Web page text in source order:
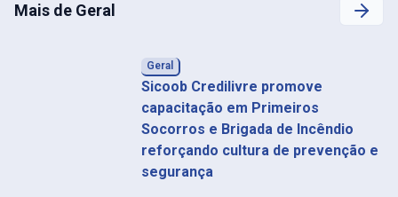
Mais de Geral
Geral
Sicoob Credilivre promove
capacitação em Primeiros
Socorros e Brigada de Incêndio
reforçando cultura de prevenção e
segurança